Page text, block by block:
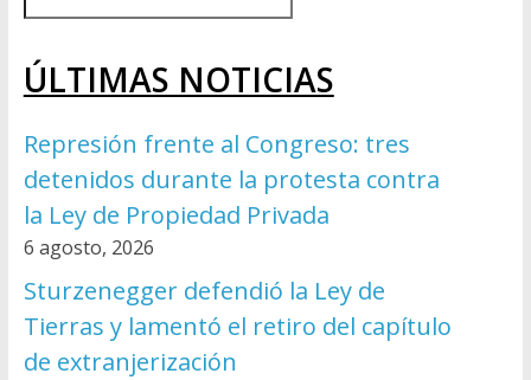
ÚLTIMAS NOTICIAS
Represión frente al Congreso: tres
detenidos durante la protesta contra
la Ley de Propiedad Privada
6 agosto, 2026
Sturzenegger defendió la Ley de
Tierras y lamentó el retiro del capítulo
de extranjerización